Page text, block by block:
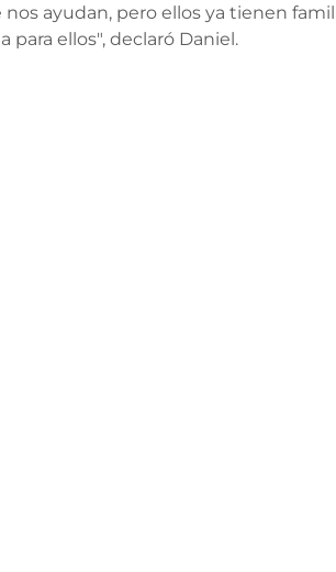
ayudan, pero ellos ya tienen
para ellos", declaró Daniel.